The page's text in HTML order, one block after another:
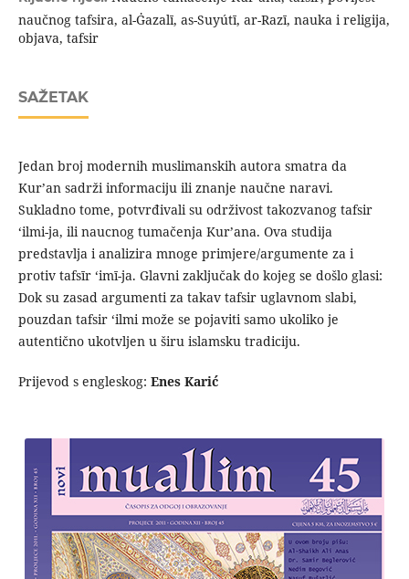
naučnog tafsira, al-Ġazalī, as-Suyútī, ar-Razī, nauka i religija,
objava, tafsir
SAŽETAK
Jedan broj modernih muslimanskih autora smatra da
Kur’an sadrži informaciju ili znanje naučne naravi.
Sukladno tome, potvrđivali su održivost takozvanog tafsir
‘ilmi-ja, ili naucnog tumačenja Kur’ana. Ova studija
predstavlja i analizira mnoge primjere/argumente za i
protiv tafsīr ‘imī-ja. Glavni zaključak do kojeg se došlo glasi:
Dok su zasad argumenti za takav tafsir uglavnom slabi,
pouzdan tafsir ‘ilmi može se pojaviti samo ukoliko je
autentično ukotvljen u širu islamsku tradiciju.
Prijevod s engleskog: Enes Karić